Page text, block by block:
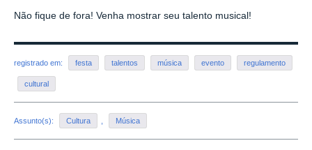
Não fique de fora! Venha mostrar seu talento musical!
registrado em: festa talentos música evento regulamento
cultural
Assunto(s): Cultura Música